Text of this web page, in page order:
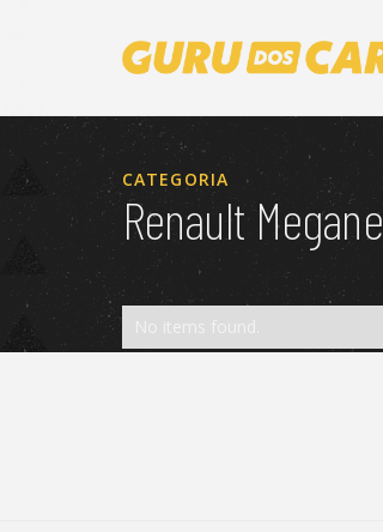
CATEGORIA
Renault Megane